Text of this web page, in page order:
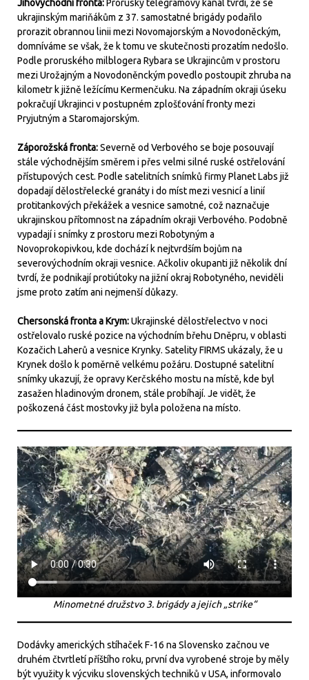
Jihovýchodní fronta:Proruský telegramový kanál tvrdí, že se
ukrajinským mariňákům z 37. samostatné brigády podařilo
prorazit obrannou linii mezi Novomajorským a Novodoněckým,
domníváme se však, že k tomu ve skutečnosti prozatím nedošlo.
Podle proruského milblogera Rybara se Ukrajincům v prostoru
mezi Urožajným a Novodoněnckým povedlo postoupit zhruba na
kilometr k jižně ležícímu Kermenčuku. Na západním okraji úseku
pokračují Ukrajinci v postupném zplošťování fronty mezi
Pryjutným a Staromajorským.
Záporožská fronta:Severně od Verbového se boje posouvají
stále východnějším směrem i přes velmi silné ruské ostřelování
přístupových cest. Podle satelitních snímků firmy Planet Labs již
dopadají dělostřelecké granáty i do míst mezi vesnicí a linií
protitankových překážek a vesnice samotné, což naznačuje
ukrajinskou přítomnost na západním okraji Verbového. Podobně
vypadají i snímky z prostoru mezi Robotyným a
Novoprokopivkou, kde dochází k nejtvrdším bojům na
severovýchodním okraji vesnice. Ačkoliv okupanti již několik dní
tvrdí, že podnikají protiútoky na jižní okraj Robotyného, neviděli
jsme proto zatím ani nejmenší důkazy.
Chersonská fronta a Krym:Ukrajinské dělostřelectvo v noci
ostřelovalo ruské pozice na východním břehu Dněpru, v oblasti
Kozačich Laherů a vesnice Krynky. Satelity FIRMS ukázaly, že u
Krynek došlo k poměrně velkému požáru. Dostupné satelitní
snímky ukazují, že opravy Kerčského mostu na místě, kde byl
zasažen hladinovým dronem, stále probíhají. Je vidět, že
poškozená část mostovky již byla položena na místo.
Minometné družstvo 3. brigády a jejich „strike“
Dodávky amerických stíhaček F-16 na Slovensko začnou ve
druhém čtvrtletí příštího roku, první dva vyrobené stroje by měly
být využity k výcviku slovenských techniků v USA, informovalo